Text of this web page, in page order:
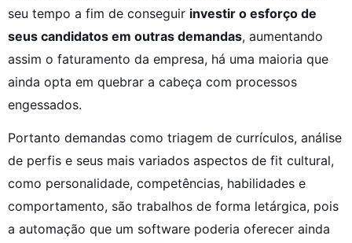
seu tempo a fim de conseguir investir o esforço de
seus candidatos em outras demandas, aumentando
assim o faturamento da empresa, há uma maioria que
ainda opta em quebrar a cabeça com processos
engessados.
Portanto demandas como triagem de currículos, análise
de perfis e seus mais variados aspectos de fit cultural,
como personalidade, competências, habilidades e
comportamento, são trabalhos de forma letárgica, pois
a automação que um software poderia oferecer ainda